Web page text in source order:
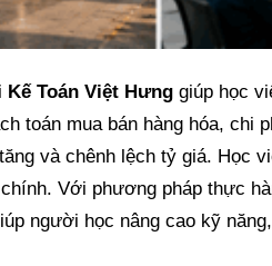
Kế Toán Việt Hưng giúp học
toán mua bán hàng hóa, chi
và chênh lệch tỷ giá. Học
Với phương pháp thực
người học nâng cao kỹ